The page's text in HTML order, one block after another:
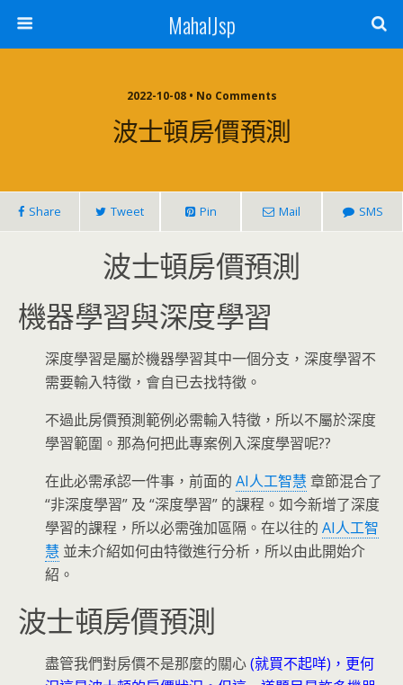
MahalJsp
2022-10-08 • No Comments
波士頓房價預測
Share Tweet Pin Mail SMS
波士頓房價預測
機器學習與深度學習
深度學習是屬於機器學習其中一個分支，深度學習不
需要輸入特徵，會自已去找特徵。
不過此房價預測範例必需輸入特徵，所以不屬於深度
學習範圍。那為何把此專案例入深度學習呢??
在此必需承認一件事，前面的 AI人工智慧 章節混合了
“非深度學習” 及 “深度學習” 的課程。如今新增了深度
學習的課程，所以必需強加區隔。在以往的 AI人工智
慧 並未介紹如何由特徵進行分析，所以由此開始介
紹。
波士頓房價預測
盡管我們對房價不是那麼的關心(就買不起咩)，更何